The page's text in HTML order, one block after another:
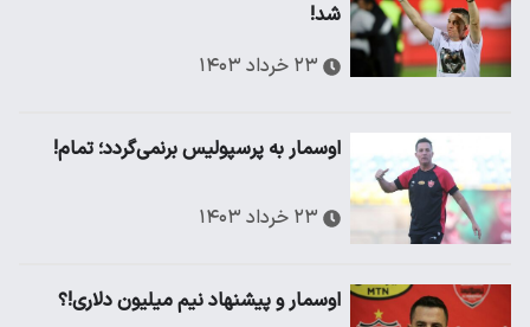
شد!
۲۳ خرداد ۱۴۰۳
اوسمار به پرسپولیس برنمی‌گردد؛ تمام!
۲۳ خرداد ۱۴۰۳
اوسمار و پیشنهاد نیم میلیون دلاری!؟